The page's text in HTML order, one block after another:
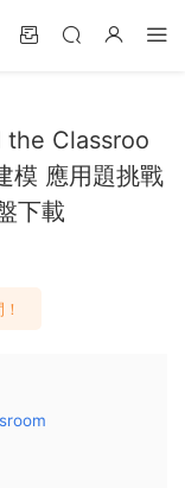
Classroo
模 應用題挑戰
下載